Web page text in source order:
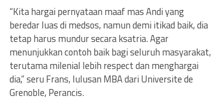
“Kita hargai pernyataan maaf mas Andi yang
beredar luas di medsos, namun demi itikad baik, dia
tetap harus mundur secara ksatria. Agar
menunjukkan contoh baik bagi seluruh masyarakat,
terutama milenial lebih respect dan menghargai
dia,” seru Frans, lulusan MBA dari Universite de
Grenoble, Perancis.